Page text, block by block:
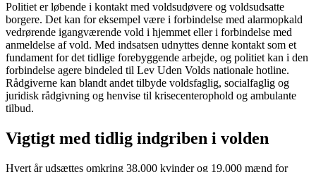
Politiet er løbende i kontakt med voldsudøvere og voldsudsatte
borgere. Det kan for eksempel være i forbindelse med alarmopkald
vedrørende igangværende vold i hjemmet eller i forbindelse med
anmeldelse af vold. Med indsatsen udnyttes denne kontakt som et
fundament for det tidlige forebyggende arbejde, og politiet kan i den
forbindelse agere bindeled til Lev Uden Volds nationale hotline.
Rådgiverne kan blandt andet tilbyde voldsfaglig, socialfaglig og
juridisk rådgivning og henvise til krisecenterophold og ambulante
tilbud.
Vigtigt med tidlig indgriben i volden
Hvert år udsættes omkring 38.000 kvinder og 19.000 mænd for